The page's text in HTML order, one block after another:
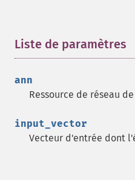
Liste de paramètres
ann
Ressource de réseau
input_vector
Vecteur d'entrée dont